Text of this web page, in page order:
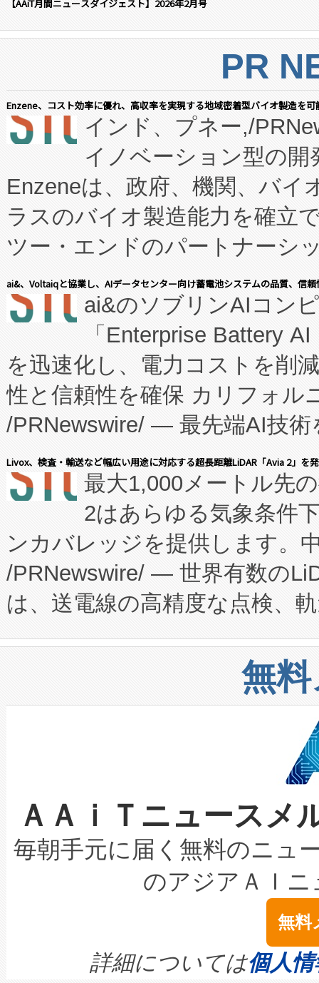
【AAiT月間ニュースダイジェスト】2026年2月号
PR
Enzene、コスト効率に優れ、高収率を実現する地域密着型バイオ製造を
インド、プネー,/
イノベーション型の
Enzeneは、政府、機関、バイ
ラスのバイオ製造能力を確立
ツー・エンドのパートナーシ
表しました。 同社の実績ある
manufacturing™ (FCCM™) プ
たNeXは、バイオ医薬品製造
従来のフェッドバッチ施設の
に、患者やサプライチェーン
キー方式で拡張性が高く、持
す。FCCM‑を活用した現地生
患者にとっての費用負担を大
のアクセスを大幅に拡大する
Fully-Connected Continuous
プログラムには、施設設計・
に関する技術移転および知的
構造化トレーニングカリキュ
上げおよび商用化段階におけ
設備整備および立ち上げ調整
加組織は、Enzeneのバイオ
選定された製品について、自
取得できる可能性もあります
設には、3億～4億ドルかか
最高経営責任者（CEO）であ
す。「当社のfully-connected
ームを利用すれば、6,000万
きます。この効率性は、フェ
ai&、Voltaiqと協業し、AIデータセンター向け蓄電池システムの品質、信
ai&のソブリンAIコン
「Enterprise Battery
を迅速化し、電力コストを削
性と信頼性を確保 カリフォル
/PRNewswire/ — 最先端AI技術
会社エーアイ・アンド：本社
President原信平）と、エンタ
ードするVoltaiqは、日本にあ
ーエネルギー貯蔵システム（
た。 Voltaiq独自のAI搭載プラ
定、統合、導入、運用に至る
安全性を追跡し、確保する事
増加しているデータセンター
る電力網に大きな負担をかけ
事業者の負担軽減という課題
系統連系を迅速にし、ピーク
限を超えて利用可能な電力容
持できるよう貢献します。こ
ービスレベル契約（SLA）違
テリー性能の劣化によるダウ
念は、現在データセンターが
ます。 Voltaiq provides a
quality and reliability for AI
Livox、検査・輸送など幅広い用途に対応する超長距離LiDAR「Avia 2」を
最大1,000メートル先
2はあらゆる気象条件
ンカバレッジを提供します。
/PRNewswire/ — 世界有数の
は、送電線の高精度な点検、
や穀物倉庫におけるバルク材
リューション「Avia 2」を発
したAvia 2は、1,000メート
狭視野のFOVを切り替えるこ
ケーブル、枝などの細かな対
なレーザースポットにより、
な環境下でも豊かなディテー
キロメートル範囲を検出
LiDAR for Inspections,
は1535 nmレーザーを搭載。
イズの小径化を実現すること
す。ノーマルモードでは、
無
ＡＡｉＴニュース
毎朝手元に届く無料のニュ
のアジアＡＩ
無料
詳細については個人